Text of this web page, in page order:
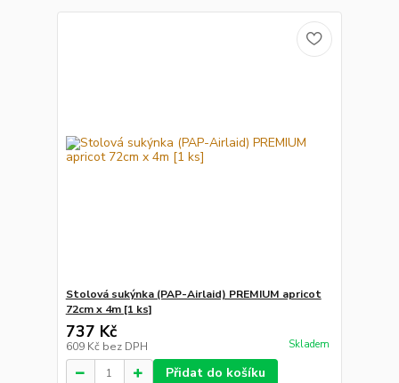
Stolová sukýnka (PAP-Airlaid) PREMIUM apricot
72cm x 4m [1 ks]
737 Kč
609 Kč bez DPH Skladem
Přidat do košíku